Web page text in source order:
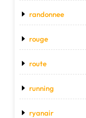
randonnee
rouge
route
running
ryanair